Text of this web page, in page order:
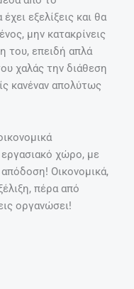
εξελίξεις και θα
μην κατακρίνεις
του, επειδή απλά
χαλάς την διάθεση
κανέναν απολύτως
εργασιακό χώρο, με
Οικονομικά,
πέρα από
οργανώσει!